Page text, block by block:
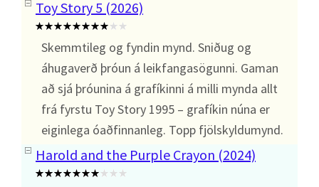
Toy Story 5 (2026)
Skemmtileg og fyndin mynd. Sniðug og
áhugaverð þróun á leikfangasögunni. Gaman
að sjá þróunina á grafíkinni á milli mynda allt
frá fyrstu Toy Story 1995 – grafíkin núna er
eiginlega óaðfinnanleg. Topp fjölskyldumynd.
Harold and the Purple Crayon (2024)